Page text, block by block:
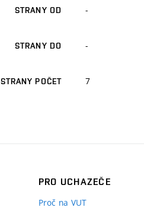
STRANY OD -
STRANY DO -
STRANY POČET 7
PRO UCHAZEČE
Proč na VUT